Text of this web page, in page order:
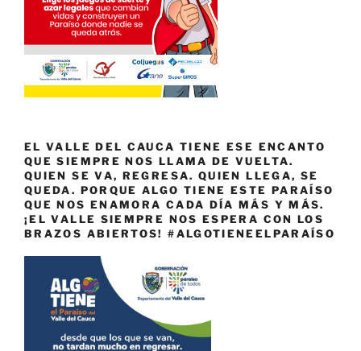
EL VALLE DEL CAUCA TIENE ESE ENCANTO
QUE SIEMPRE NOS LLAMA DE VUELTA.
QUIEN SE VA, REGRESA. QUIEN LLEGA, SE
QUEDA. PORQUE ALGO TIENE ESTE PARAÍSO
QUE NOS ENAMORA CADA DÍA MÁS Y MÁS.
¡EL VALLE SIEMPRE NOS ESPERA CON LOS
BRAZOS ABIERTOS! #ALGOTIENEELPARAÍSO